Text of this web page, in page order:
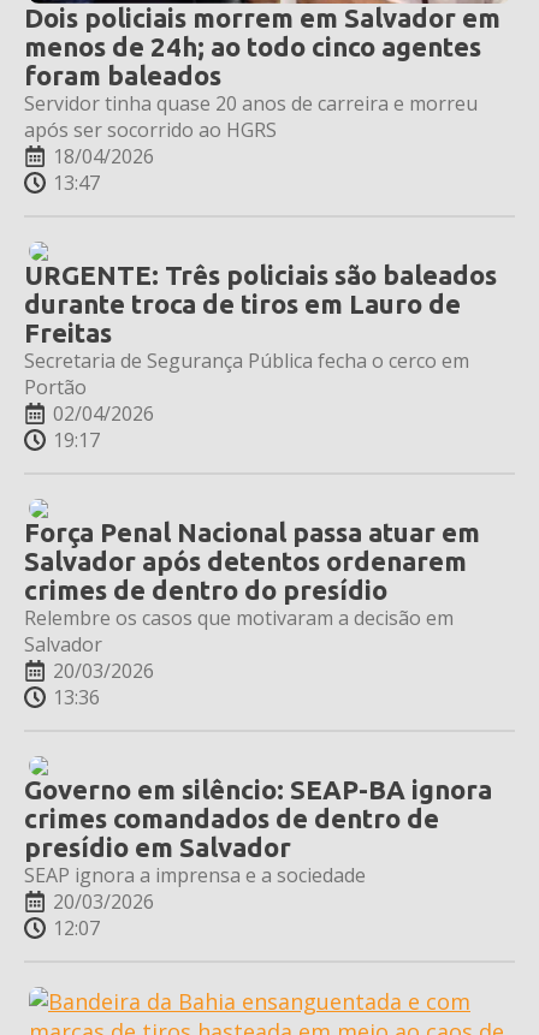
Dois policiais morrem em Salvador em
menos de 24h; ao todo cinco agentes
foram baleados
Servidor tinha quase 20 anos de carreira e morreu
após ser socorrido ao HGRS
18/04/2026
13:47
URGENTE: Três policiais são baleados
durante troca de tiros em Lauro de
Freitas
Secretaria de Segurança Pública fecha o cerco em
Portão
02/04/2026
19:17
Força Penal Nacional passa atuar em
Salvador após detentos ordenarem
crimes de dentro do presídio
Relembre os casos que motivaram a decisão em
Salvador
20/03/2026
13:36
Governo em silêncio: SEAP-BA ignora
crimes comandados de dentro de
presídio em Salvador
SEAP ignora a imprensa e a sociedade
20/03/2026
12:07